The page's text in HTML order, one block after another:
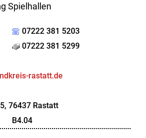
Spielhallen
07222 381 5203
07222 381 5299
rastatt.de
76437 Rastatt
B4.04